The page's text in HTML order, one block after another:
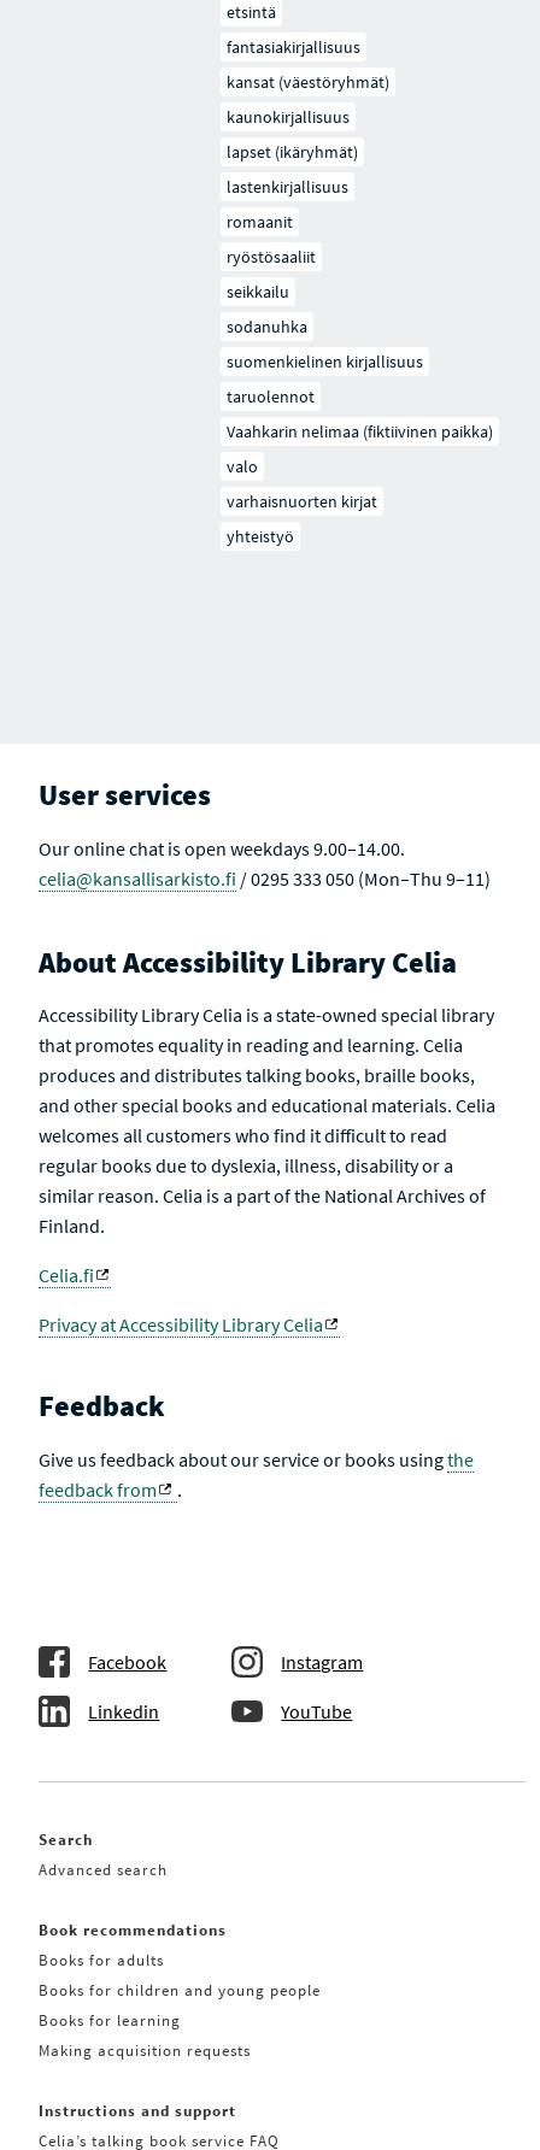
etsintä
fantasiakirjallisuus
kansat (väestöryhmät)
kaunokirjallisuus
lapset (ikäryhmät)
lastenkirjallisuus
romaanit
ryöstösaaliit
seikkailu
sodanuhka
suomenkielinen kirjallisuus
taruolennot
Vaahkarin nelimaa (fiktiivinen paikka)
valo
varhaisnuorten kirjat
yhteistyö
User services
Our online chat is open weekdays 9.00–14.00.
celia@kansallisarkisto.fi / 0295 333 050 (Mon–Thu 9–11)
About Accessibility Library Celia
Accessibility Library Celia is a state-owned special library
that promotes equality in reading and learning. Celia
produces and distributes talking books, braille books,
and other special books and educational materials. Celia
welcomes all customers who find it difficult to read
regular books due to dyslexia, illness, disability or a
similar reason. Celia is a part of the National Archives of
Finland.
Celia.fi
Privacy at Accessibility Library Celia
Feedback
Give us feedback about our service or books usingthe
feedback from
.
Facebook Instagram
Linkedin YouTube
Search
Advanced search
Book recommendations
Books for adults
Books for children and young people
Books for learning
Making acquisition requests
Instructions and support
Celia’s talking book service FAQ